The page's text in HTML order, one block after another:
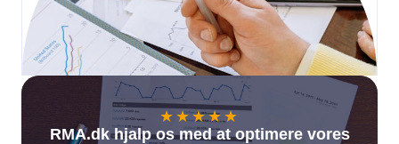
★ ★★★★
RMA.dk hjalp os med at optimere vores